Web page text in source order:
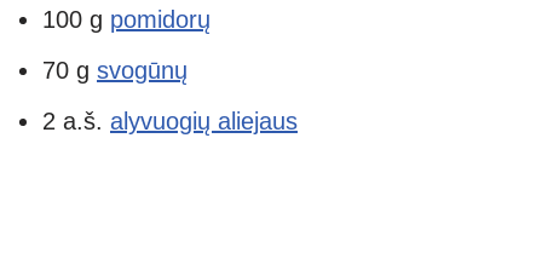
100 g pomidorų
70 g svogūnų
2 a.š. alyvuogių aliejaus